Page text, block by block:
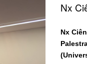
Nx
Nx